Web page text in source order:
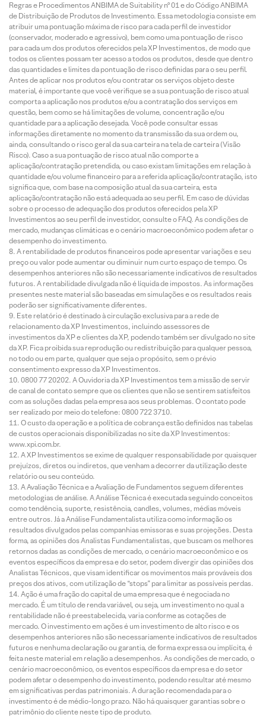
Regras e Procedimentos ANBIMA de Suitability nº 01 e do Código ANBIMA
de Distribuição de Produtos de Investimento. Essa metodologia consiste em
atribuir uma pontuação máxima de risco para cada perfil de investidor
(conservador, moderado e agressivo), bem como uma pontuação de risco
para cada um dos produtos oferecidos pela XP Investimentos, de modo que
todos os clientes possam ter acesso a todos os produtos, desde que dentro
das quantidades e limites da pontuação de risco definidas para o seu perfil.
Antes de aplicar nos produtos e/ou contratar os serviços objeto deste
material, é importante que você verifique se a sua pontuação de risco atual
comporta a aplicação nos produtos e/ou a contratação dos serviços em
questão, bem como se há limitações de volume, concentração e/ou
quantidade para a aplicação desejada. Você pode consultar essas
informações diretamente no momento da transmissão da sua ordem ou,
ainda, consultando o risco geral da sua carteira na tela de carteira (Visão
Risco). Caso a sua pontuação de risco atual não comporte a
aplicação/contratação pretendida, ou caso existam limitações em relação à
quantidade e/ou volume financeiro para a referida aplicação/contratação, isto
significa que, com base na composição atual da sua carteira, esta
aplicação/contratação não está adequada ao seu perfil. Em caso de dúvidas
sobre o processo de adequação dos produtos oferecidos pela XP
Investimentos ao seu perfil de investidor, consulte o FAQ. As condições de
mercado, mudanças climáticas e o cenário macroeconômico podem afetar o
desempenho do investimento.
A rentabilidade de produtos financeiros pode apresentar variações e seu
preço ou valor pode aumentar ou diminuir num curto espaço de tempo. Os
desempenhos anteriores não são necessariamente indicativos de resultados
futuros. A rentabilidade divulgada não é líquida de impostos. As informações
presentes neste material são baseadas em simulações e os resultados reais
poderão ser significativamente diferentes.
Este relatório é destinado à circulação exclusiva para a rede de
relacionamento da XP Investimentos, incluindo assessores de
investimentos da XP e clientes da XP, podendo também ser divulgado no site
da XP. Fica proibida sua reprodução ou redistribuição para qualquer pessoa,
no todo ou em parte, qualquer que seja o propósito, sem o prévio
consentimento expresso da XP Investimentos.
0800 77 20202. A Ouvidoria da XP Investimentos tem a missão de servir
de canal de contato sempre que os clientes que não se sentirem satisfeitos
com as soluções dadas pela empresa aos seus problemas. O contato pode
ser realizado por meio do telefone: 0800 722 3710.
O custo da operação e a política de cobrança estão definidos nas tabelas
de custos operacionais disponibilizadas no site da XP Investimentos:
www.xpi.com.br.
A XP Investimentos se exime de qualquer responsabilidade por quaisquer
prejuízos, diretos ou indiretos, que venham a decorrer da utilização deste
relatório ou seu conteúdo.
A Avaliação Técnica e a Avaliação de Fundamentos seguem diferentes
metodologias de análise. A Análise Técnica é executada seguindo conceitos
como tendência, suporte, resistência, candles, volumes, médias móveis
entre outros. Já a Análise Fundamentalista utiliza como informação os
resultados divulgados pelas companhias emissoras e suas projeções. Desta
forma, as opiniões dos Analistas Fundamentalistas, que buscam os melhores
retornos dadas as condições de mercado, o cenário macroeconômico e os
eventos específicos da empresa e do setor, podem divergir das opiniões dos
Analistas Técnicos, que visam identificar os movimentos mais prováveis dos
preços dos ativos, com utilização de “stops” para limitar as possíveis perdas.
Ação é uma fração do capital de uma empresa que é negociada no
mercado. É um título de renda variável, ou seja, um investimento no qual a
rentabilidade não é preestabelecida, varia conforme as cotações de
mercado. O investimento em ações é um investimento de alto risco e os
desempenhos anteriores não são necessariamente indicativos de resultados
futuros e nenhuma declaração ou garantia, de forma expressa ou implícita, é
feita neste material em relação a desempenhos. As condições de mercado, o
cenário macroeconômico, os eventos específicos da empresa e do setor
podem afetar o desempenho do investimento, podendo resultar até mesmo
em significativas perdas patrimoniais. A duração recomendada para o
investimento é de médio-longo prazo. Não há quaisquer garantias sobre o
patrimônio do cliente neste tipo de produto.